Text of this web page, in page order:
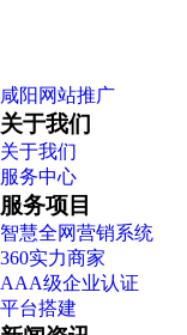
咸阳网站推广
关于我们
关于我们
服务中心
服务项目
智慧全网营销系统
360实力商家
AAA级企业认证
平台搭建